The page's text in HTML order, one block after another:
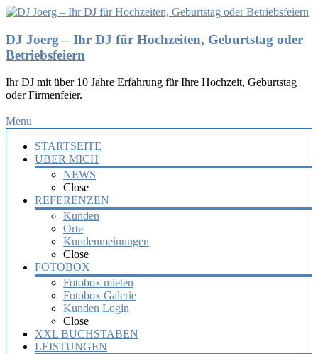
DJ Joerg – Ihr DJ für Hochzeiten, Geburtstag oder
Betriebsfeiern
Ihr DJ mit über 10 Jahre Erfahrung für Ihre Hochzeit, Geburtstag
oder Firmenfeier.
Menu
STARTSEITE
ÜBER MICH
NEWS
Close
REFERENZEN
Kunden
Orte
Kundenmeinungen
Close
FOTOBOX
Fotobox mieten
Fotobox Galerie
Kunden Login
Close
XXL BUCHSTABEN
LEISTUNGEN